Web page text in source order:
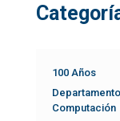
100 Años
Computación